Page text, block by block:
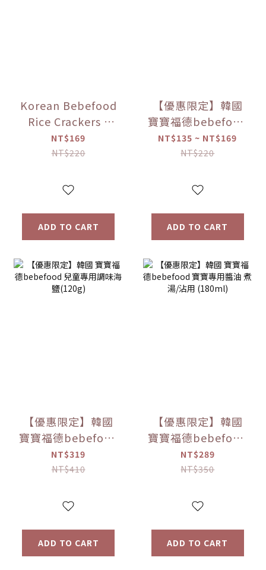
Korean Bebefood
Rice Crackers -
Original/Apple/Pear/Sweet
Potato/Pumpkin
NT$169
NT$220
ADD TO CART
【優惠限定】韓國
寶寶福德bebefood
糙米餅 磨牙餅乾 蔬
菜/水果 (25g) 【優
NT$135 ~ NT$169
NT$220
ADD TO CART
【優惠限定】韓國
寶寶福德bebefood
兒童專用調味海鹽
(120g)
NT$319
NT$410
ADD TO CART
【優惠限定】韓國
寶寶福德bebefood
寶寶專用醬油 煮湯/
沾用 (180ml)
NT$289
NT$350
ADD TO CART